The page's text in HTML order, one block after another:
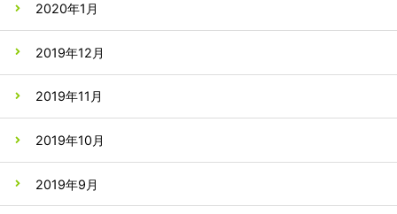
2020年1月
2019年12月
2019年11月
2019年10月
2019年9月